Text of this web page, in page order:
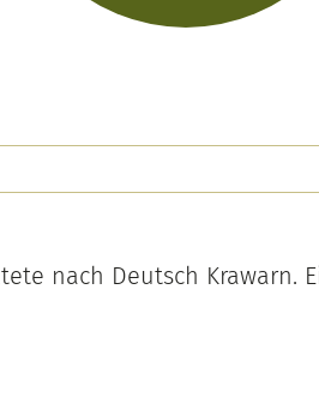
nach Deutsch Krawarn.